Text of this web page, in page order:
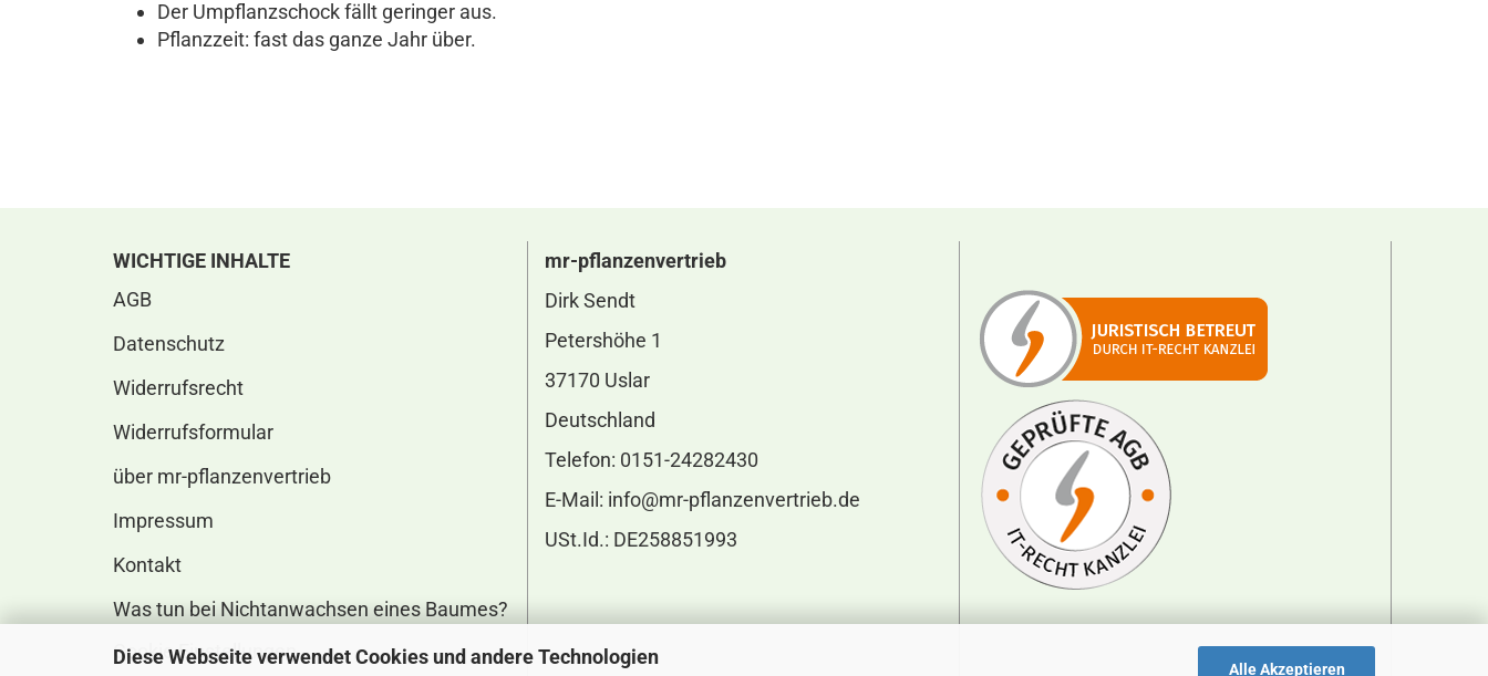
Diese Webseite verwendet Cookies und andere Technologien
Alle Akzeptieren
Der Umpflanzschock fällt geringer aus.
Pflanzzeit: fast das ganze Jahr über.
WICHTIGE INHALTE
AGB
Datenschutz
Widerrufsrecht
Widerrufsformular
über mr-pflanzenvertrieb
Impressum
Kontakt
Was tun bei Nichtanwachsen eines Baumes?
Cookie Einstellungen
mr-pflanzenvertrieb
Dirk Sendt
Petershöhe 1
37170 Uslar
Deutschland
Telefon: 0151-24282430
E-Mail: info@mr-pflanzenvertrieb.de
USt.Id.: DE258851993